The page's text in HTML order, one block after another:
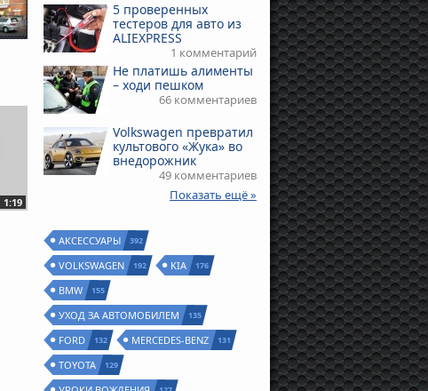
1:19
5 проверенных
тестеров для авто из
ALIEXPRESS
1 комментарий
Не платишь алименты
– ходи пешком
66 комментариев
Volkswagen превратил
культового «Жука» во
внедорожник
49 комментариев
Показать ещё »
АКСЕССУАРЫ 392
VOLKSWAGEN 192 KIA 176
BMW 155
УХОД ЗА АВТОМОБИЛЕМ 135
FORD 132 MERCEDES-BENZ 131
TOYOTA 129